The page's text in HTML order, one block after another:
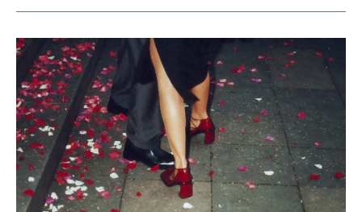
so
near
(#happy06)
One
(#happy05)